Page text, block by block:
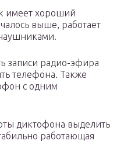
имеет хороший
выше, работает
записи радио-эфира
телефона. Также
с одним
диктофона выделить
работающая